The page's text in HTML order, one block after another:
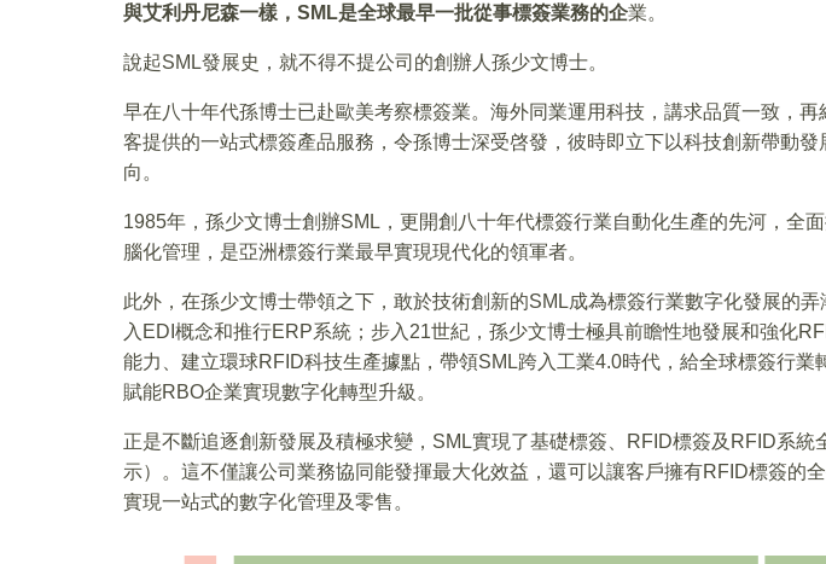
與艾利丹尼森一樣， SML是全球最早一批從事標簽業務的企業。
說起SML發展史，就不得不提公司的創辦人孫少文博士。
早在八十年代孫博士已赴歐美考察標簽業。海外同業運用科技，講求品質一致，
客提供的一站式標簽產品服務，令孫博士深受啓發，彼時即立下以科技創新帶動發
向。
1985年，孫少文博士創辦SML，更開創八十年代標簽行業自動化生產的先河，全
腦化管理，是亞洲標簽行業最早實現現代化的領軍者。
此外，在孫少文博士帶領之下，敢於技術創新的SML成為標簽行業數字化發展的弄
入EDI概念和推行ERP系統；步入21世紀，孫少文博士極具前瞻性地發展和強化
能力、建立環球RFID科技生產據點，帶領SML跨入工業4.0時代，給全球標簽行業
賦能RBO企業實現數字化轉型升級。
正是不斷追逐創新發展及積極求變，SML實現了基礎標簽、RFID標簽及RFID系統
示）。這不僅讓公司業務協同能發揮最大化效益，還可以讓客戶擁有RFID標簽的
實現一站式的數字化管理及零售。